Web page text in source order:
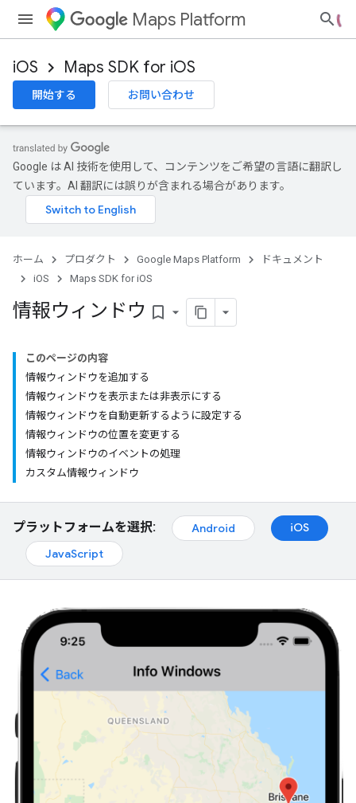
Maps Platform
iOS Maps SDK for iOS
開始する お問い合わせ
Google は AI 技術を使用して、コンテンツをご希望の言語に翻訳し
ています。AI 翻訳には誤りが含まれる場合があります。
ホーム プロダクト Google Maps Platform
ドキュメント
iOS
Maps SDK for iOS
情報ウィンドウ bookmark_border
このページの内容
情報ウィンドウを追加する
情報ウィンドウを表示または非表示にする
情報ウィンドウを自動更新するように設定する
情報ウィンドウの位置を変更する
情報ウィンドウのイベントの処理
カスタム情報ウィンドウ
プラットフォームを選択: Android
iOS
JavaScript